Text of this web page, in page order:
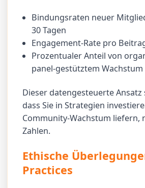
Bindungsraten neuer
30 Tagen
Engagement-Rate pro
Prozentualer Anteil von
panel-gestütztem Wachstum
Dieser datengesteuerte Ansatz
dass Sie in Strategien
Community-Wachstum liefern,
Zahlen.
Ethische
Practices